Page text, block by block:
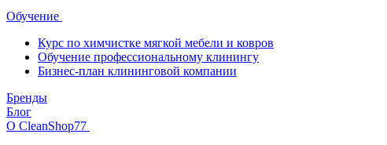
Обучение
Курс по химчистке мягкой мебели и ковров
Обучение профессиональному клинингу
Бизнес-план клининговой компании
Бренды
Блог
О CleanShop77